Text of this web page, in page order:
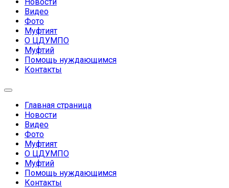
текущая
страница
Родительская
текущая
страница
Видео
Фото
Муфтият
О ЦДУМПО
Муфтий
Помощь нуждающимся
Контакты
Развернуть
Главная страница
Родительская
текущая
страница
Новости
Родительская
текущая
страница
Видео
Фото
Муфтият
О ЦДУМПО
Муфтий
Помощь нуждающимся
Контакты